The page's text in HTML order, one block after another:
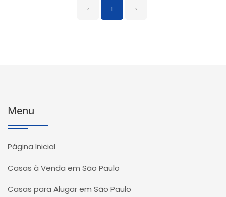
‹ 1 ›
Menu
Página Inicial
Casas à Venda em São Paulo
Casas para Alugar em São Paulo